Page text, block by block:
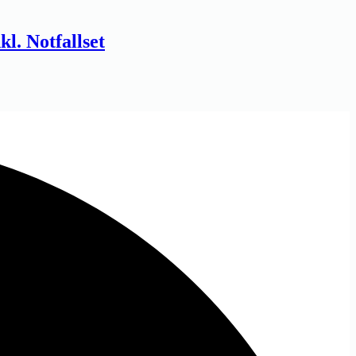
Notfallset